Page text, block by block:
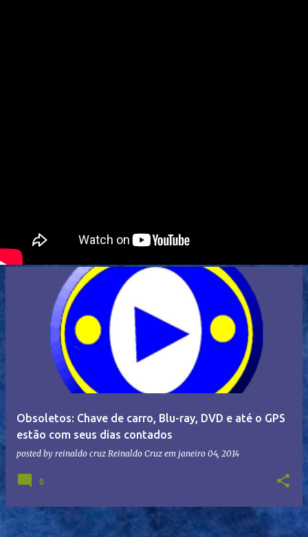
Obsoletos: Chave de carro, Blu-ray, DVD e até o GPS
estão com seus dias contados
posted by reinaldo cruz Reinaldo Cruz em janeiro 04, 2014
0